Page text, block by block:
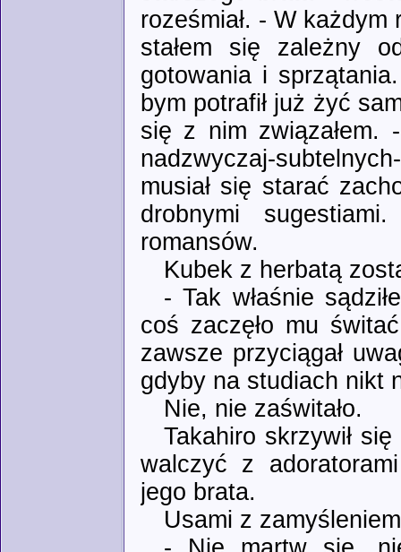
roześmiał. - W
stałem się zależny
gotowania i
bym potrafił już żyć
się z nim związałem.
nadzwyczaj-
musiał się starać
drobnymi
romansów.
Kubek z herbatą
- Tak właśnie
coś zaczęło mu
zawsze przyciągał
gdyby na studiach nikt
Nie, nie zaświtało.
Takahiro skrzywił
walczyć z
jego brata.
Usami z